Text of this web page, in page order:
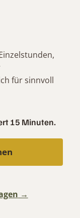
für sinnvoll
15 Minuten.